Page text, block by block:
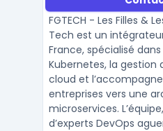
et propose
DevOps en
FGTECH - Les Filles &
Tech est un
France, spécialisé
Kubernetes, la gestion
cloud et
entreprises vers une
microservices.
d’experts DevOps